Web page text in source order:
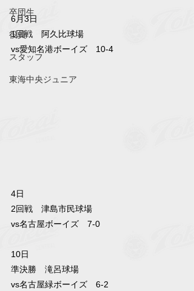
卒団生
役員
スタッフ
東海中央ジュニア
6月3日
1回戦　阿久比球場
vs愛知名港ボーイズ　10-4
4日
2回戦　津島市民球場
vs名古屋ボーイズ　7-0
10日
準決勝　滝呂球場
vs名古屋緑ボーイズ　6-2